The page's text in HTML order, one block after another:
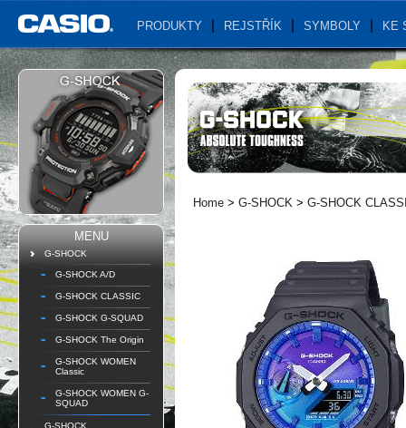
PRODUKTY REJSTŘÍK SYMBOLY KE
MENU
G-SHOCK
G-SHOCK A/D
G-SHOCK CLASSIC
G-SHOCK G-SQUAD
G-SHOCK The Origin
G-SHOCK WOMEN
Classic
G-SHOCK WOMEN G-
SQUAD
G-SHOCK
Home > G-SHOCK > G-SHOCK